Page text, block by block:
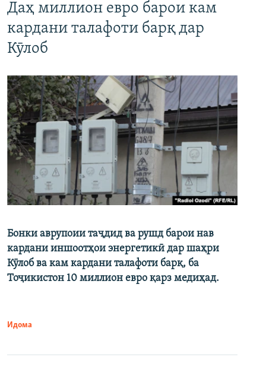
Даҳ миллион евро барои кам
кардани талафоти барқ дар
Кӯлоб
Бонки аврупоии таҷдид ва рушд барои нав
кардани иншоотҳои энергетикӣ дар шаҳри
Кӯлоб ва кам кардани талафоти барқ, ба
Тоҷикистон 10 миллион евро қарз медиҳад.
Идома